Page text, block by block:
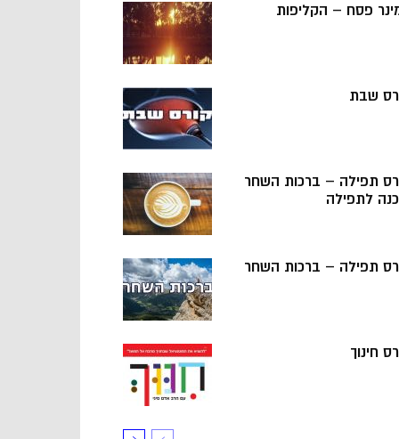
פסח – הקליפות
שבת
תפילה – ברכות השחר
לתפילה
תפילה – ברכות השחר
חינוך